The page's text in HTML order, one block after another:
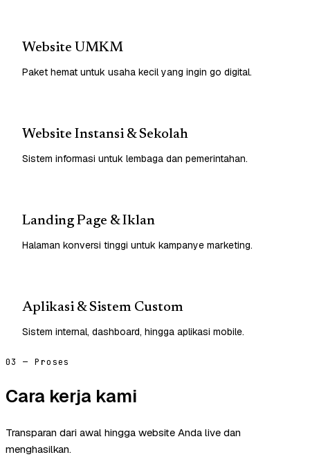
Website UMKM
Paket hemat untuk usaha kecil yang ingin go digital.
Website Instansi & Sekolah
Sistem informasi untuk lembaga dan pemerintahan.
Landing Page & Iklan
Halaman konversi tinggi untuk kampanye marketing.
Aplikasi & Sistem Custom
Sistem internal, dashboard, hingga aplikasi mobile.
03 — Proses
Cara kerja kami
Transparan dari awal hingga website Anda live dan
menghasilkan.